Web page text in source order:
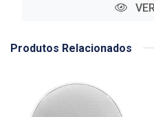
Produtos Relacionados